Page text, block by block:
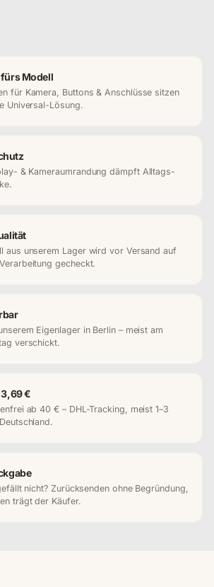
Modell
für Kamera, Buttons & Anschlüsse sitzen
Universal-Lösung.
& Kameraumrandung dämpft Alltags-
aus unserem Lager wird vor Versand auf
gecheckt.
Eigenlager in Berlin – meist am
verschickt.
€
ab 40 € – DHL-Tracking, meist 1–3
nicht? Zurücksenden ohne Begründung,
trägt der Käufer.